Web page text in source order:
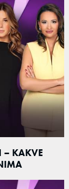
KAKVE